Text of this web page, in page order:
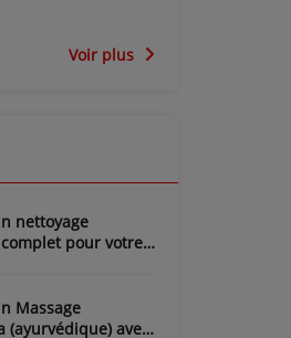
Voir plus
nettoyage
pour votre
Massage
(ayurvédique) avec